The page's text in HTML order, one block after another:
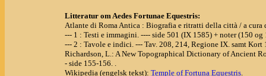
Litteratur om Aedes Fortunae Equestris:
Atlante di Roma Antica : Biografia e ritratti della città / a
--- 1 : Testi e immagini. ---- side 501 (IX 1585) + noter (150 og
--- 2 : Tavole e indici. --- Tav. 208, 214, Regione IX. samt Kort
Richardson, L.: A New Topographical Dictionary of Ancient
- side 155-156. .
Wikipedia (engelsk tekst): Temple of Fortuna Equestris.